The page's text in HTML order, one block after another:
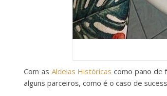
Com as Aldeias Históricas como pano de
alguns parceiros, como é o caso de